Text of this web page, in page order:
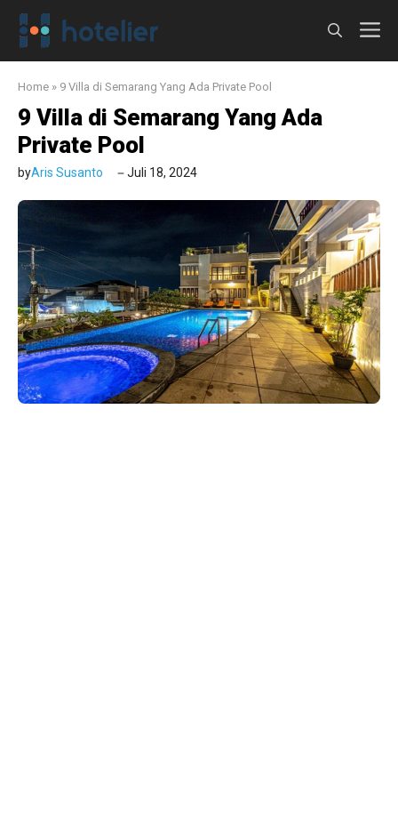
Langsung
Home » 9 Villa di Semarang Yang Ada Private Pool
9 Villa di Semarang Yang Ada
Private Pool
byAris Susanto Juli 18, 2024